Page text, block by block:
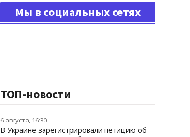
Мы в социальных сетях
ТОП-новости
6 августа, 16:30
В Украине зарегистрировали петицию об